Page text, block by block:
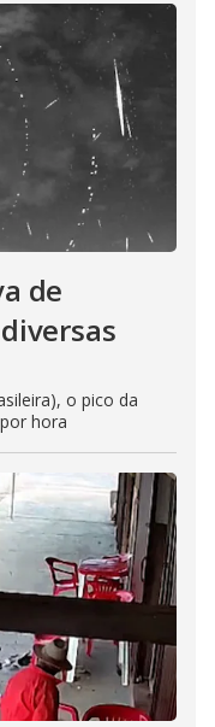
de
o pico da
hora